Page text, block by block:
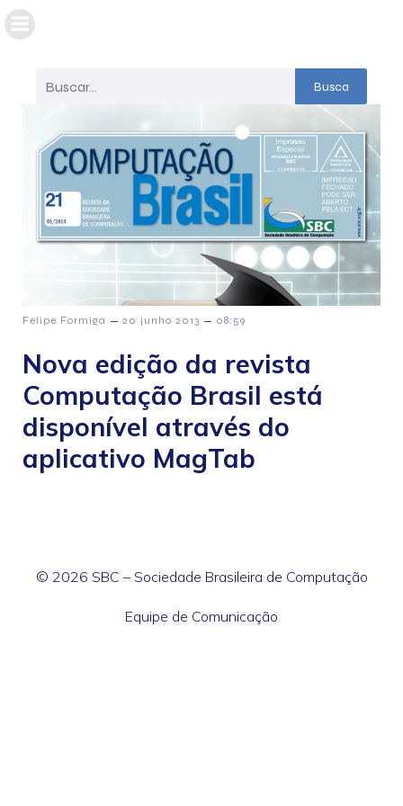
Busca
Felipe Formiga – 20 junho 2013 – 08:59
Nova edição da revista
Computação Brasil está
disponível através do
aplicativo MagTab
© 2026 SBC – Sociedade Brasileira de Computação
Equipe de Comunicação